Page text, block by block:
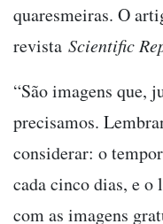
quaresmeiras. O
revista Scientific
“São imagens que,
precisamos.
considerar: o
cada cinco dias, e o
com as imagens